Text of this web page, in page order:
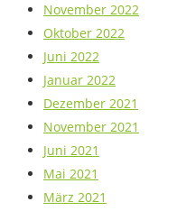
November 2022
Oktober 2022
Juni 2022
Januar 2022
Dezember 2021
November 2021
Juni 2021
Mai 2021
März 2021